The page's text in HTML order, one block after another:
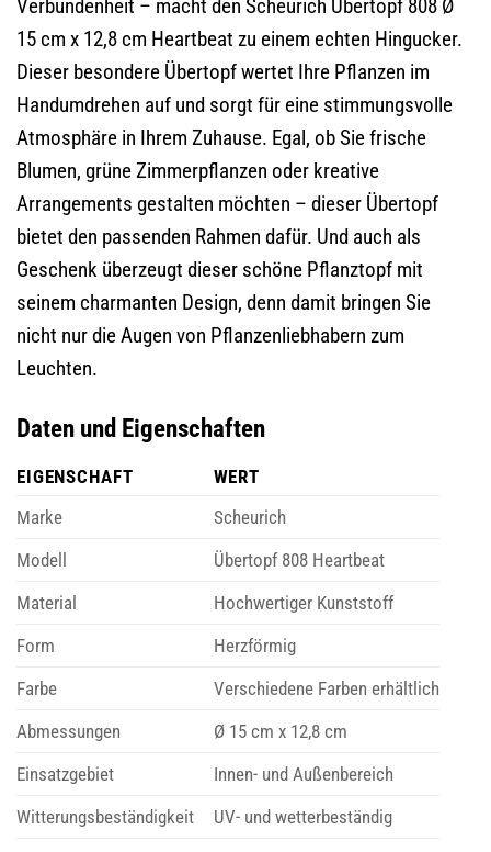
Verbundenheit – macht den Scheurich Übertopf 808 Ø
15 cm x 12,8 cm Heartbeat zu einem echten Hingucker.
Dieser besondere Übertopf wertet Ihre Pflanzen im
Handumdrehen auf und sorgt für eine stimmungsvolle
Atmosphäre in Ihrem Zuhause. Egal, ob Sie frische
Blumen, grüne Zimmerpflanzen oder kreative
Arrangements gestalten möchten – dieser Übertopf
bietet den passenden Rahmen dafür. Und auch als
Geschenk überzeugt dieser schöne Pflanztopf mit
seinem charmanten Design, denn damit bringen Sie
nicht nur die Augen von Pflanzenliebhabern zum
Leuchten.
Daten und Eigenschaften
EIGENSCHAFT
WERT
Marke
Scheurich
Modell
Übertopf 808 Heartbeat
Material
Hochwertiger Kunststoff
Form
Herzförmig
Farbe
Verschiedene Farben erhältlich
Abmessungen
Ø 15 cm x 12,8 cm
Einsatzgebiet
Innen- und Außenbereich
Witterungsbeständigkeit
UV- und wetterbeständig